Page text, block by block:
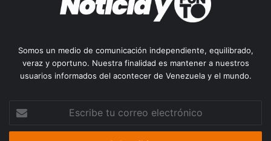
Somos un medio de comunicación independiente, equilibrado,
veraz y oportuno. Nuestra finalidad es mantener a nuestros
usuarios informados del acontecer de Venezuela y el mundo.
correo